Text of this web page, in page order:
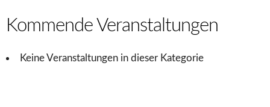
Kommende Veranstaltungen
Keine Veranstaltungen in dieser Kategorie